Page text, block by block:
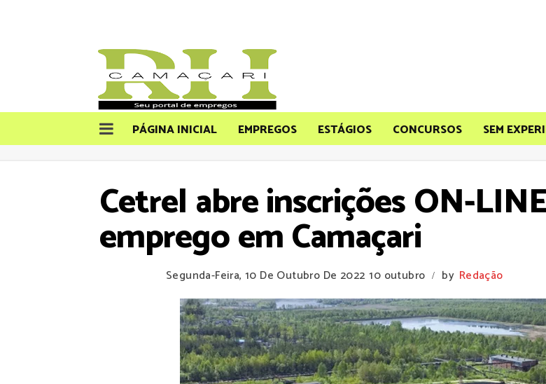
PÁGINA INICIAL EMPREGOS ESTÁGIOS CONCURSOS SEM
Cetrel abre inscrições ON-
emprego em Camaçari
Segunda-Feira, 10 De Outubro De 2022 10 outubro / by Redação